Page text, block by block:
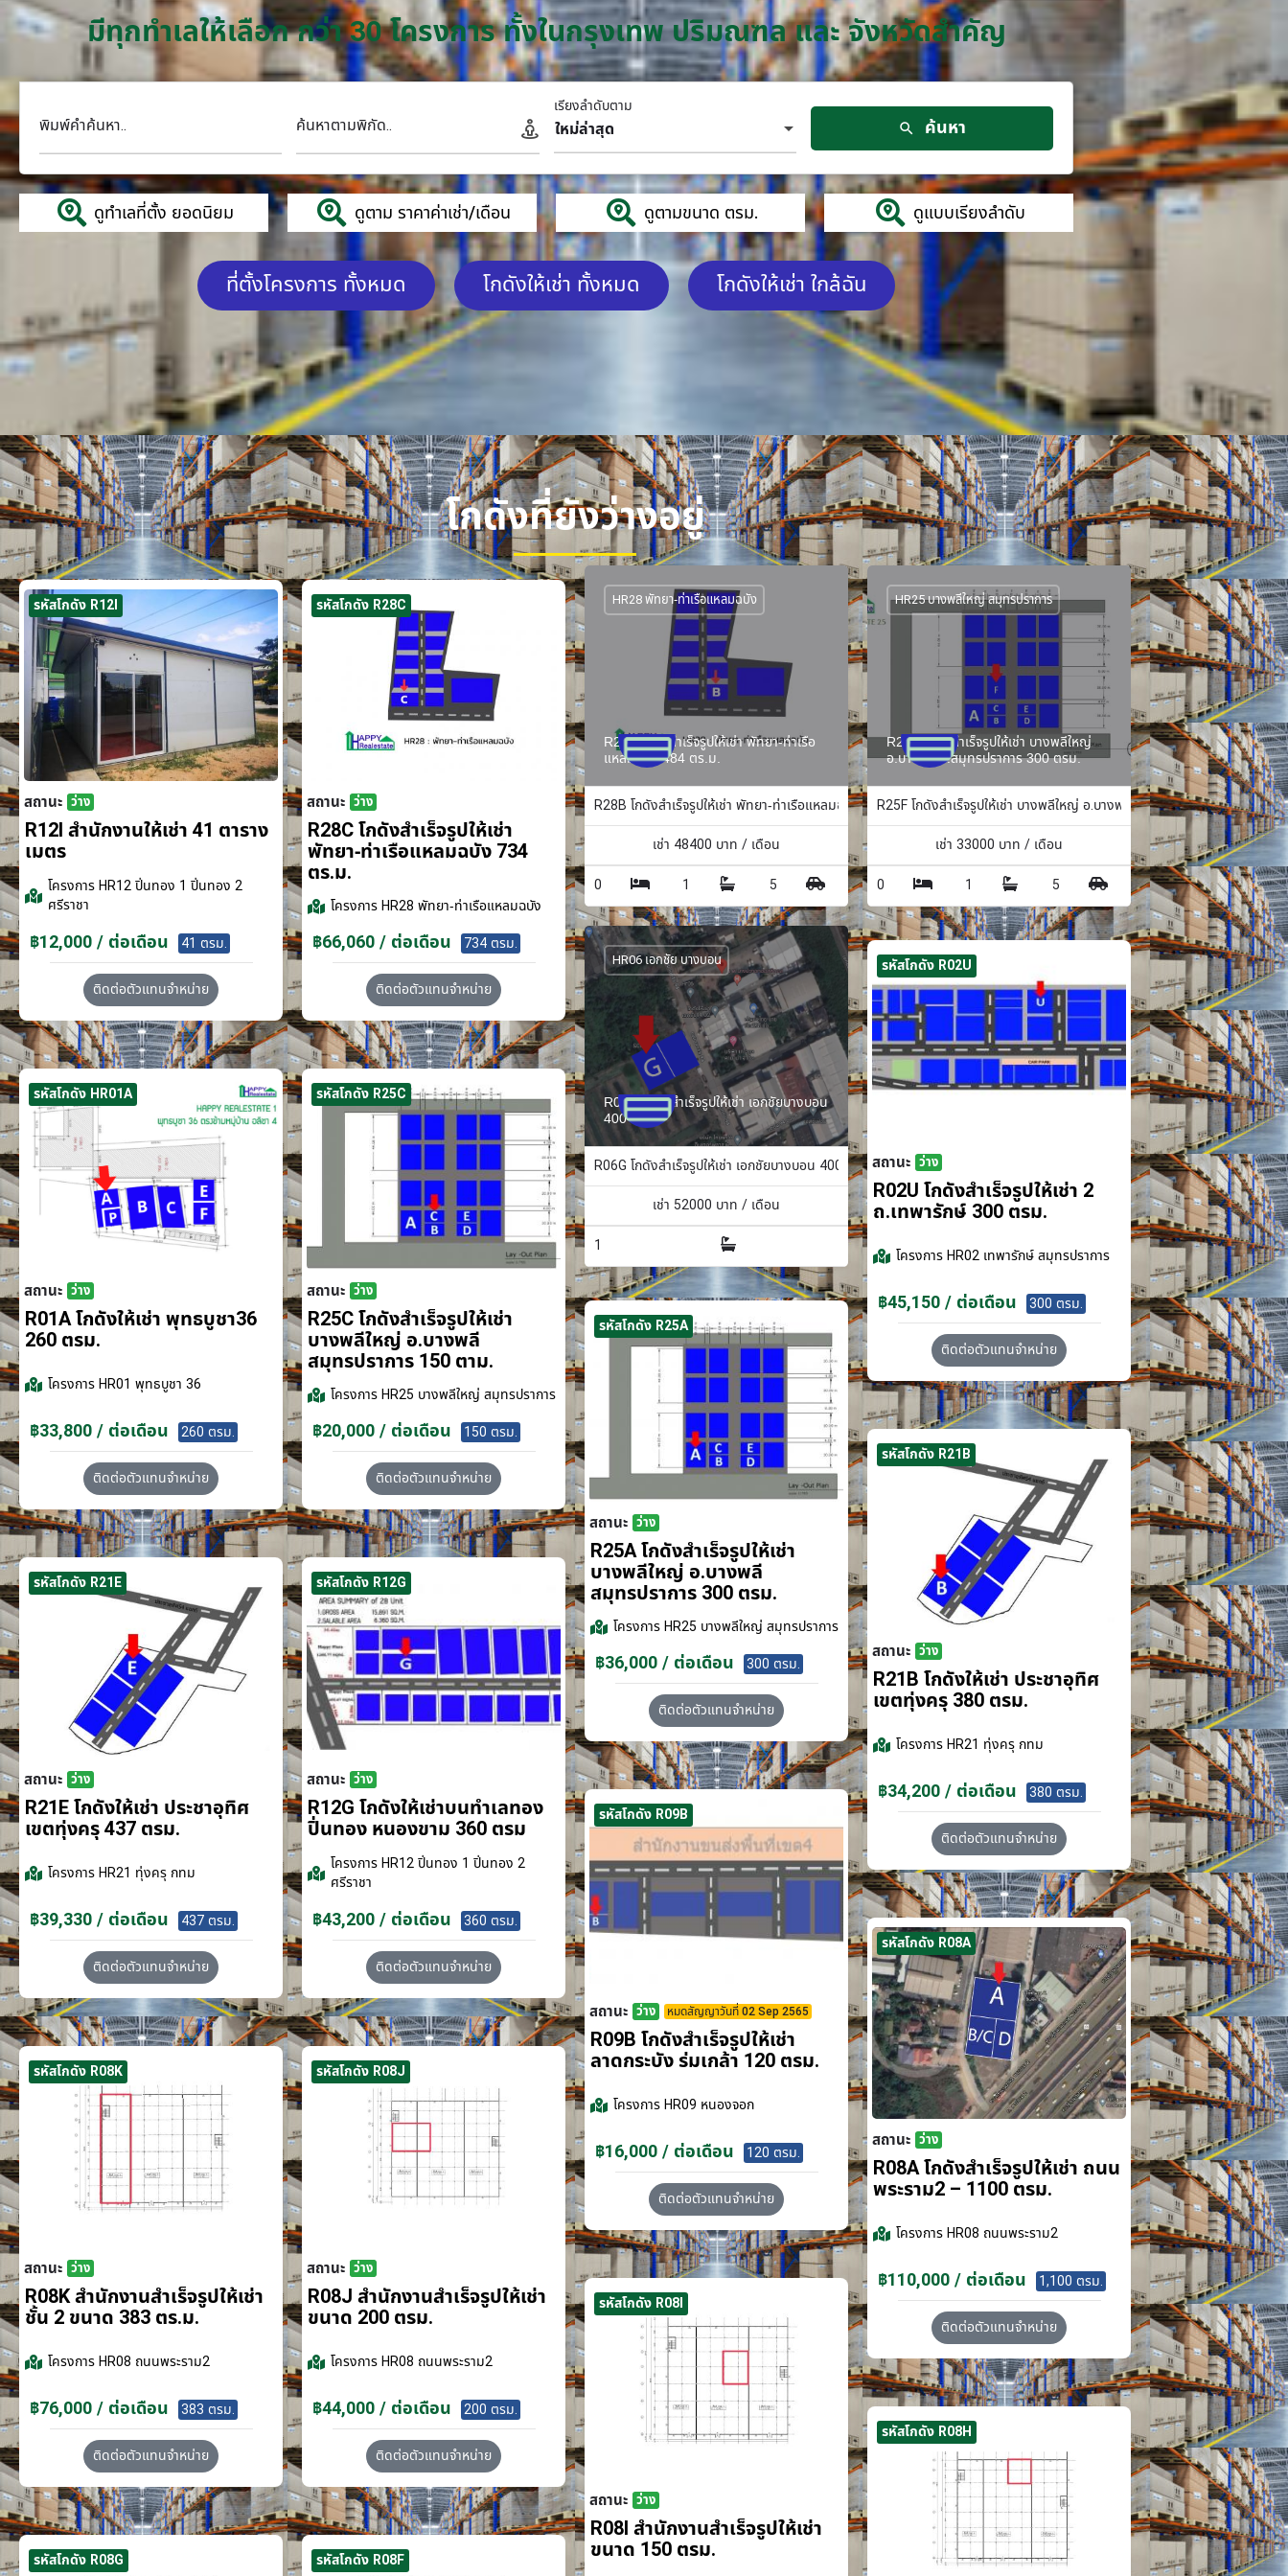
มีทุกทำเลให้เลือก กว่า 30 โครงการ ทั้งในกรุงเทพ ปริมณฑล และ จังหวัดสำคัญ
พิมพ์คำค้นหา.. ค้นหาตามพิกัด.. ใหม่ล่าสุด
เรียงลำดับตาม
ค้นหา
ดูทำเลที่ตั้ง ยอดนิยม ดูตาม ราคาค่าเช่า/เดือน ดูตามขนาด ตรม. ดูแบบเรียงลำดับ
ที่ตั้งโครงการ ทั้งหมด โกดังให้เช่า ทั้งหมด โกดังให้เช่า ใกล้ฉัน
โกดังที่ยังว่างอยู่
รหัสโกดัง R12I
สถานะ ว่าง
R12I สำนักงานให้เช่า 41 ตาราง
เมตร
โครงการHR12 ปิ่นทอง 1 ปิ่นทอง 2
ศรีราชา
฿12,000 / ต่อเดือน 41 ตรม.
ติดต่อตัวแทนจำหน่าย
รหัสโกดัง R28C
สถานะ ว่าง
R28C โกดังสำเร็จรูปให้เช่า
พัทยา-ท่าเรือแหลมฉบัง 734
ตร.ม.
โครงการHR28 พัทยา-ท่าเรือแหลมฉบัง
฿66,060 / ต่อเดือน 734 ตรม.
ติดต่อตัวแทนจำหน่าย
R28B โกดังสำเร็จรูปให้เช่า พัทยา-ท่าเรือ
แหลมฉบัง 484 ตร.ม.
HR28 พัทยา-ท่าเรือแหลมฉบัง
R28B โกดังสำเร็จรูปให้เช่า พัทยา-ท่าเรือแหลมฉบัง 484 ตร.ม.
เช่า 48400 บาท / เดือน
0
1 5
R25F โกดังสำเร็จรูปให้เช่า บางพลีใหญ่
อ.บางพลี จ.สมุทรปราการ 300 ตรม.
HR25 บางพลีใหญ่ สมุทรปราการ
R25F โกดังสำเร็จรูปให้เช่า บางพลีใหญ่ อ.บางพลี จ.สมุทรปราการ 300 ตรม.
เช่า 33000 บาท / เดือน
0
1 5
R06G โกดังสำเร็จรูปให้เช่า เอกชัยบางบอน
400 ตรม.
HR06 เอกชัย บางบอน
R06G โกดังสำเร็จรูปให้เช่า เอกชัยบางบอน 400 ตรม.
เช่า 52000 บาท / เดือน
1
รหัสโกดัง R02U
สถานะ ว่าง
R02U โกดังสำเร็จรูปให้เช่า 2
ถ.เทพารักษ์ 300 ตรม.
โครงการHR02 เทพารักษ์ สมุทรปราการ
฿45,150 / ต่อเดือน 300 ตรม.
ติดต่อตัวแทนจำหน่าย
รหัสโกดัง HR01A
สถานะ ว่าง
R01A โกดังให้เช่า พุทธบูชา36
260 ตรม.
โครงการHR01 พุทธบูชา 36
฿33,800 / ต่อเดือน 260 ตรม.
ติดต่อตัวแทนจำหน่าย
รหัสโกดัง R25C
สถานะ ว่าง
R25C โกดังสำเร็จรูปให้เช่า
บางพลีใหญ่ อ.บางพลี
สมุทรปราการ 150 ตาม.
โครงการHR25 บางพลีใหญ่ สมุทรปราการ
฿20,000 / ต่อเดือน 150 ตรม.
ติดต่อตัวแทนจำหน่าย
รหัสโกดัง R25A
สถานะ ว่าง
R25A โกดังสำเร็จรูปให้เช่า
บางพลีใหญ่ อ.บางพลี
สมุทรปราการ 300 ตรม.
โครงการHR25 บางพลีใหญ่ สมุทรปราการ
฿36,000 / ต่อเดือน 300 ตรม.
ติดต่อตัวแทนจำหน่าย
รหัสโกดัง R21B
สถานะ ว่าง
R21B โกดังให้เช่า ประชาอุทิศ
เขตทุ่งครุ 380 ตรม.
โครงการHR21 ทุ่งครุ กทม
฿34,200 / ต่อเดือน 380 ตรม.
ติดต่อตัวแทนจำหน่าย
รหัสโกดัง R21E
สถานะ ว่าง
R21E โกดังให้เช่า ประชาอุทิศ
เขตทุ่งครุ 437 ตรม.
โครงการHR21 ทุ่งครุ กทม
฿39,330 / ต่อเดือน 437 ตรม.
ติดต่อตัวแทนจำหน่าย
รหัสโกดัง R12G
สถานะ ว่าง
R12G โกดังให้เช่าบนทำเลทอง
ปิ่นทอง หนองขาม 360 ตรม
โครงการHR12 ปิ่นทอง 1 ปิ่นทอง 2
ศรีราชา
฿43,200 / ต่อเดือน 360 ตรม.
ติดต่อตัวแทนจำหน่าย
รหัสโกดัง R09B
สถานะ ว่าง หมดสัญญาวันที่ 02 Sep 2565
R09B โกดังสำเร็จรูปให้เช่า
ลาดกระบัง​ ร่มเกล้า 120 ตรม.
โครงการHR09 หนองจอก
฿16,000 / ต่อเดือน 120 ตรม.
ติดต่อตัวแทนจำหน่าย
รหัสโกดัง R08A
สถานะ ว่าง
R08A โกดังสำเร็จรูปให้เช่า ถนน
พระราม2 – 1100 ตรม.
โครงการHR08 ถนนพระราม2
฿110,000 / ต่อเดือน 1,100 ตรม.
ติดต่อตัวแทนจำหน่าย
รหัสโกดัง R08K
สถานะ ว่าง
R08K สำนักงานสำเร็จรูปให้เช่า
ชั้น 2 ขนาด 383 ตร.ม.
โครงการHR08 ถนนพระราม2
฿76,000 / ต่อเดือน 383 ตรม.
ติดต่อตัวแทนจำหน่าย
รหัสโกดัง R08J
สถานะ ว่าง
R08J สำนักงานสำเร็จรูปให้เช่า
ขนาด 200 ตรม.
โครงการHR08 ถนนพระราม2
฿44,000 / ต่อเดือน 200 ตรม.
ติดต่อตัวแทนจำหน่าย
รหัสโกดัง R08I
สถานะ ว่าง
R08I สำนักงานสำเร็จรูปให้เช่า
ขนาด 150 ตรม.
รหัสโกดัง R08H
รหัสโกดัง R08G รหัสโกดัง R08F